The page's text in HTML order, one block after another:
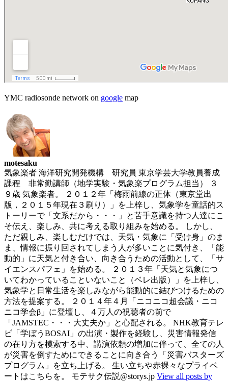
YMC radiosonde network on google map
motesaku
気象楽者 海洋研究開発機構 研究員 東京学芸大学教員養成
課程 非常勤講師（地学実験・気象楽プログラム担当） ３
９歳 気象楽者。 ２０１２年「梅雨前線の正体（東京堂出
版，２０１５年現在３刷り）」を上梓し、気象学を童話的ス
トーリーで「文系だから・・・」と苦手意識を持つ人達にこ
そ伝え、楽しみ、共に考える取り組みを始める。 しかし、
ただ親しみ、楽しむだけでは、天気・気象に「受け身」のま
ま、情報に振り回されてしまう人が多いことに気付き、「能
動的」に天気と付き合い、向き合うための活動として、「サ
イエンスパフェ」を始める。 ２０１３年「天気と気象につ
いてわかっていることいないこと（ベレ出版）」を上梓し、
気象学と日常生活を楽しみながら能動的に結びつけるための
方法を提案する。 ２０１４年４月「ニコニコ超会議・ニコ
ニコ学会β」に登壇し、４万人の視聴者の前で
「JAMSTEC・・・大丈夫か」と心配される。 NHK教育テレ
ビ「学ぼうBOSAI」の出演・製作を経験し、災害情報発信
の在り方を模索する中、講演依頼の増加に伴って、全ての人
が災害を倒すためにできることに向き合う「災害バスターズ
プログラム」を立ち上げる。 生い立ちや赤裸々なプライベ
ートはこちらを。 モテサク伝説@storys.jp View all posts by